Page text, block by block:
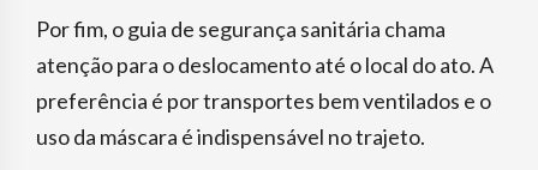
Por fim, o guia de segurança sanitária chama
atenção para o deslocamento até o local do ato. A
preferência é por transportes bem ventilados e o
uso da máscara é indispensável no trajeto.